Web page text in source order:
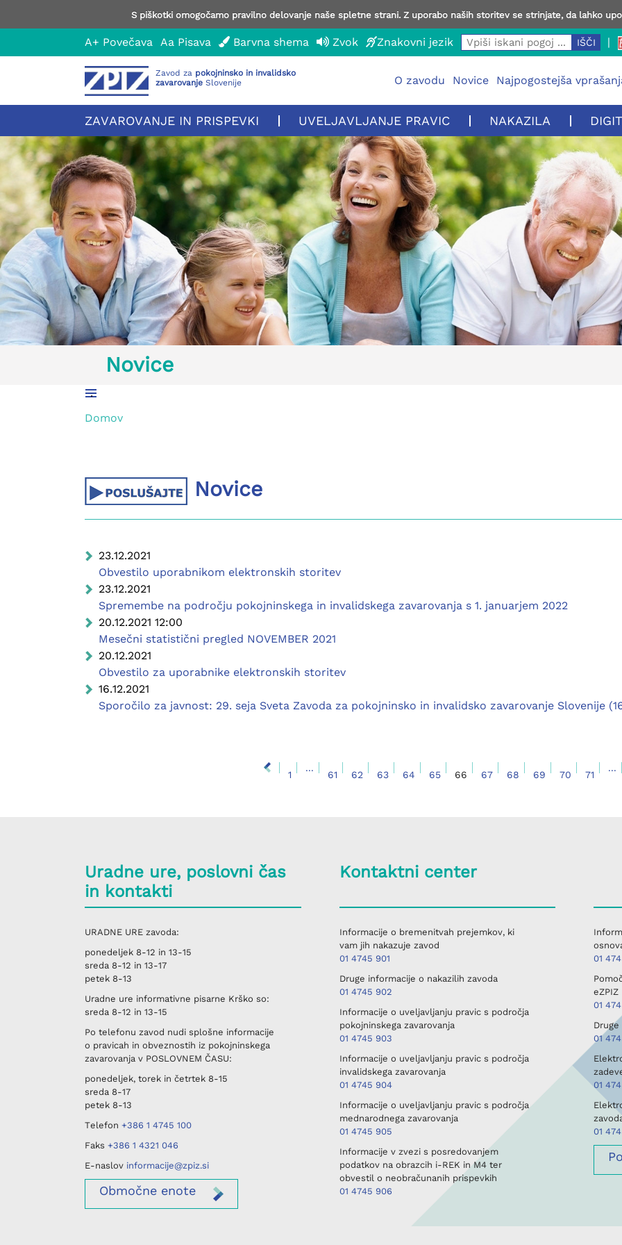
S piškotki omogočamo pravilno delovanje naše spletne strani. Z uporabo naših storitev se strinjate, da lahko
A+ Povečava Aa Pisava Barvna shema Zvok Znakovni jezik |
Zavod za pokojninsko in invalidsko
zavarovanje Slovenije O zavodu Novice Najpogostejša
ZAVAROVANJE IN PRISPEVKI UVELJAVLJANJE PRAVIC NAKAZILA
Novice
.
Domov
Novice
23.12.2021
Obvestilo uporabnikom elektronskih storitev
23.12.2021
Spremembe na področju pokojninskega in invalidskega zavarovanja s 1. januarjem 2022
20.12.2021 12:00
Mesečni statistični pregled NOVEMBER 2021
20.12.2021
Obvestilo za uporabnike elektronskih storitev
16.12.2021
Sporočilo za javnost: 29. seja Sveta Zavoda za pokojninsko in invalidsko zavarovanje Slovenije
1
...
61 62 63 64 65 66 67 68 69 70 71
...
Uradne ure, poslovni čas
in kontakti
URADNE URE zavoda:
ponedeljek 8-12 in 13-15
sreda 8-12 in 13-17
petek 8-13
Uradne ure informativne pisarne Krško so:
sreda 8-12 in 13-15
Po telefonu zavod nudi splošne informacije
o pravicah in obveznostih iz pokojninskega
zavarovanja v POSLOVNEM ČASU:
ponedeljek, torek in četrtek 8-15
sreda 8-17
petek 8-13
Telefon +386 1 4745 100
Faks +386 1 4321 046
E-naslov informacije@zpiz.si
Območne enote
Kontaktni center
Informacije o bremenitvah prejemkov, ki
vam jih nakazuje zavod
01 4745 901
Druge informacije o nakazilih zavoda
01 4745 902
Informacije o uveljavljanju pravic s področja
pokojninskega zavarovanja
01 4745 903
Informacije o uveljavljanju pravic s področja
invalidskega zavarovanja
01 4745 904
Informacije o uveljavljanju pravic s področja
mednarodnega zavarovanja
01 4745 905
Informacije v zvezi s posredovanjem
podatkov na obrazcih i-REK in M4 ter
obvestil o neobračunanih prispevkih
01 4745 906
01
eZPIZ
01
01
01
01